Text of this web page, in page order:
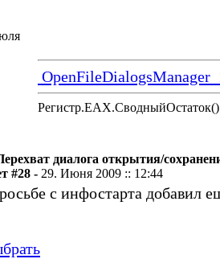
Регистр.EAX.СводныйОстаток()
диалога открытия/
#28 - 29. Июня 2009 :: 12:44
с инфостарта добавил